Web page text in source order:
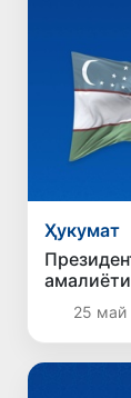
Ҳукумат
ирсол
25 май